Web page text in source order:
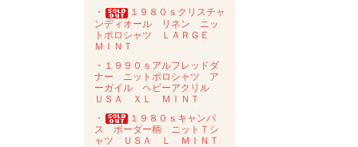
・
１９８０ｓクリスチャ
ンディオール リネン ニッ
トポロシャツ ＬＡＲＧＥ
ＭＩＮＴ
・１９９０ｓアルフレッドダ
ナー ニットポロシャツ ア
ーガイル ヘビーアクリル
ＵＳＡ ＸＬ ＭＩＮＴ
・
１９８０ｓキャンパ
ス ボーダー柄 ニットＴシ
ャツ ＵＳＡ Ｌ ＭＩＮＴ